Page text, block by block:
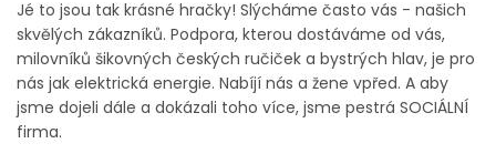
Jé to jsou tak krásné hračky! Slýcháme často vás - našich
skvělých zákazníků. Podpora, kterou dostáváme od vás,
milovníků šikovných českých ručiček a bystrých hlav, je pro
nás jak elektrická energie. Nabíjí nás a žene vpřed. A aby
jsme dojeli dále a dokázali toho více, jsme pestrá SOCIÁLNÍ
firma.